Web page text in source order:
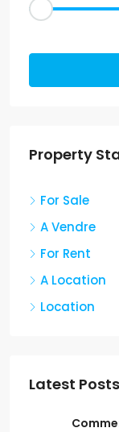
Property
For Sale
A Vendre
For Rent
A Location
Location
Latest Posts